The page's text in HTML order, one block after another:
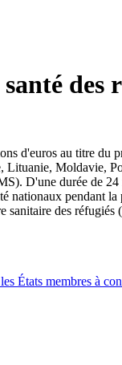
des
d'euros au titre du
Moldavie,
D'une durée de
nationaux pendant
sanitaire des
États membres à